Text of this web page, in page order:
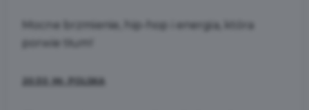
Mocne brzmienie, hip-hop i energia, która
porwie tłum!
20:30 Mr. POLSKA